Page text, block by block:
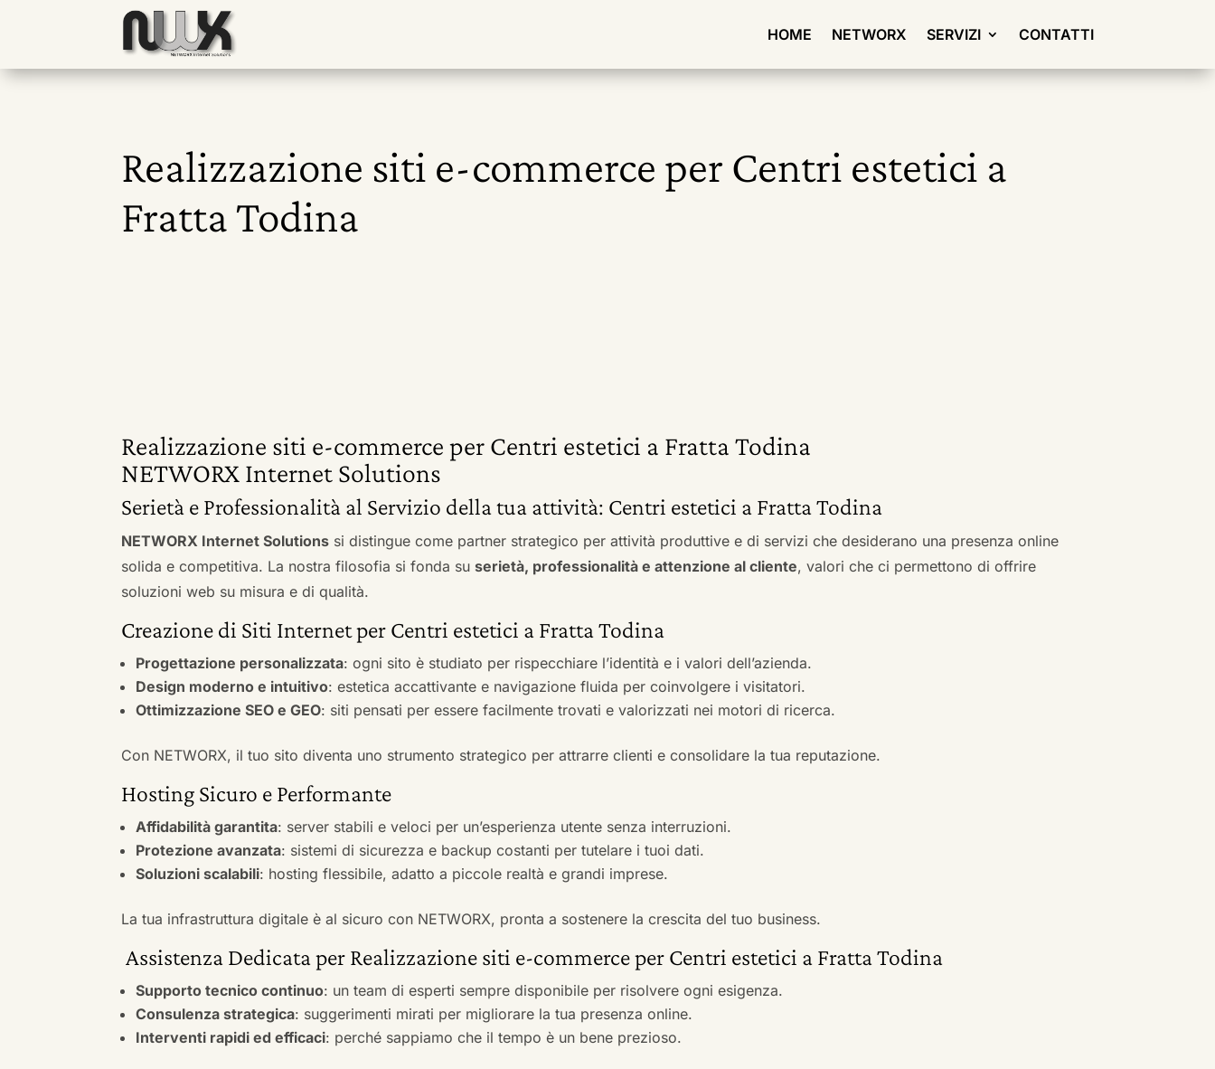
HOME NETWORX SERVIZI CONTATTI
Realizzazione siti e-commerce per Centri estetici a
Fratta Todina
Realizzazione siti e-commerce per Centri estetici a Fratta Todina
NETWORX Internet Solutions
Serietà e Professionalità al Servizio della tua attività: Centri estetici a Fratta Todina
NETWORX Internet Solutions si distingue come partner strategico per attività produttive e di servizi che desiderano una presenza online
solida e competitiva. La nostra filosofia si fonda suserietà, professionalità e attenzione al cliente, valori che ci permettono di offrire
soluzioni web su misura e di qualità.
Creazione di Siti Internet per Centri estetici a Fratta Todina
Progettazione personalizzata: ogni sito è studiato per rispecchiare l’identità e i valori dell’azienda.
Design moderno e intuitivo: estetica accattivante e navigazione fluida per coinvolgere i visitatori.
Ottimizzazione SEO e GEO: siti pensati per essere facilmente trovati e valorizzati nei motori di ricerca.
Con NETWORX, il tuo sito diventa uno strumento strategico per attrarre clienti e consolidare la tua reputazione.
Hosting Sicuro e Performante
Affidabilità garantita: server stabili e veloci per un’esperienza utente senza interruzioni.
Protezione avanzata: sistemi di sicurezza e backup costanti per tutelare i tuoi dati.
Soluzioni scalabili: hosting flessibile, adatto a piccole realtà e grandi imprese.
La tua infrastruttura digitale è al sicuro con NETWORX, pronta a sostenere la crescita del tuo business.
Assistenza Dedicata per Realizzazione siti e-commerce per Centri estetici a Fratta Todina
Supporto tecnico continuo: un team di esperti sempre disponibile per risolvere ogni esigenza.
Consulenza strategica: suggerimenti mirati per migliorare la tua presenza online.
Interventi rapidi ed efficaci: perché sappiamo che il tempo è un bene prezioso.